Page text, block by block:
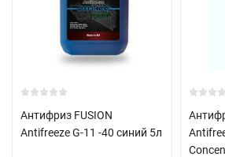
Антифриз FUSION
Antifreeze G-11 -40 синий 5л